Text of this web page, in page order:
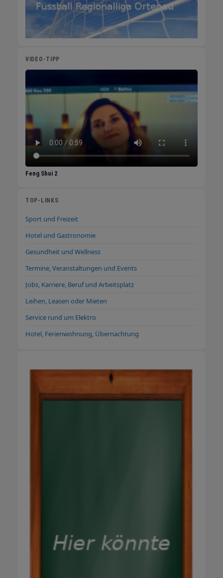
VIDEO-TIPP
Feng Shui 2
TOP-LINKS
Sport und Freizeit
Hotel und Gastronomie
Gesundheit und Wellness
Termine, Veranstaltungen und Events
Jobs, Karriere, Beruf und Arbeitsplatz
Leihen, Leasen oder Mieten
Service rund um Elektro
Hotel, Ferienwohnung, Übernachtung